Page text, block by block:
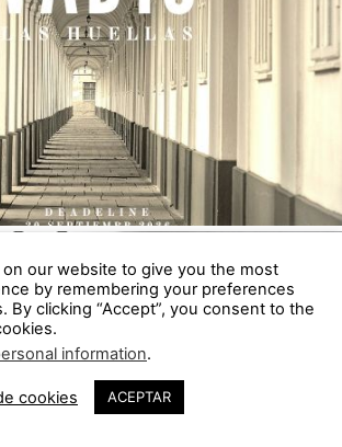
our website to give you the most
by remembering your preferences
By clicking “Accept”, you consent to the
information.
cookies ACEPTAR